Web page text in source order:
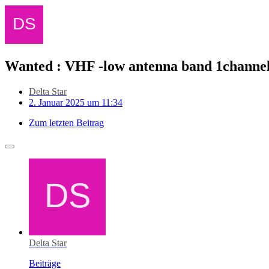
Wanted : VHF -low antenna band
Delta Star
2. Januar 2025 um 11:34
Zum letzten Beitrag
Delta Star
Beiträge